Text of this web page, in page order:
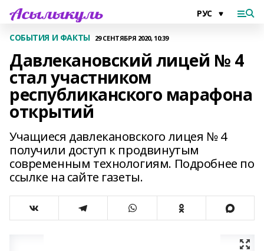
СОБЫТИЯ И ФАКТЫ 29 СЕНТЯБРЯ 2020, 10:39
Давлекановский лицей № 4
стал участником
республиканского марафона
открытий
Учащиеся давлекановского лицея № 4
получили доступ к продвинутым
современным технологиям. Подробнее по
ссылке на сайте газеты.